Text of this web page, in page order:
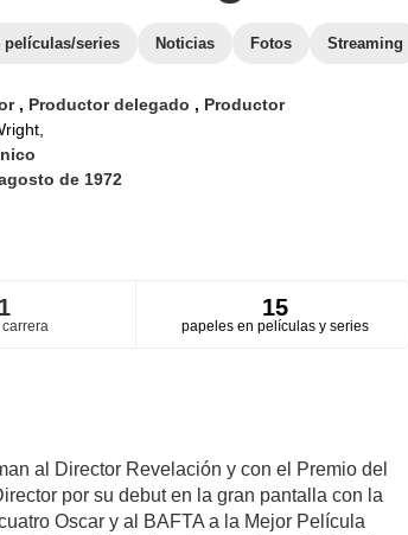
películas/series Noticias Fotos Streaming
, Productor delegado , Productor
de 1972
15
papeles en películas y series
al Director Revelación y con el Premio del
por su debut en la gran pantalla con la
Oscar y al BAFTA a la Mejor Película